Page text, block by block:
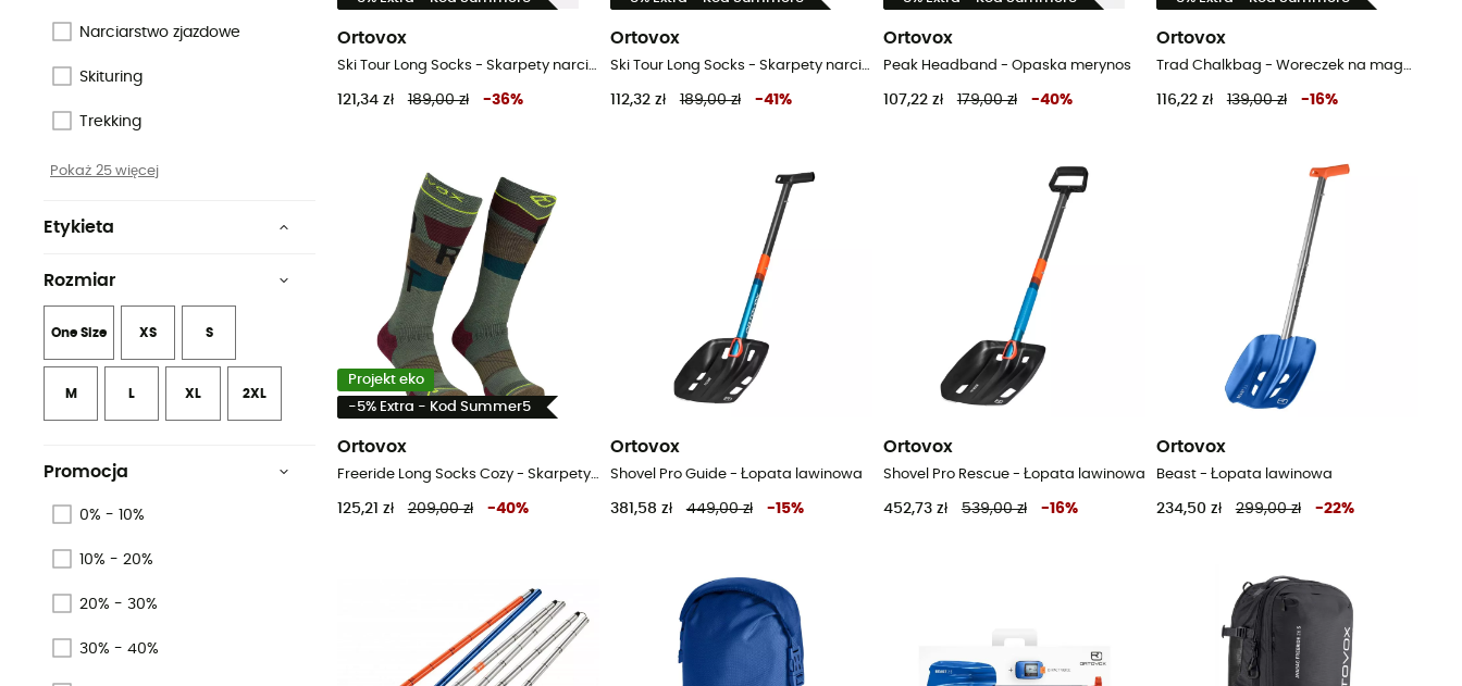
Narciarstwo zjazdowe
Skituring
Trekking
Pokaż 25 więcej
Etykieta
Bluesign
Beta-Sun by SÜDWOLLE
Rozmiar
One Size XS S
M L XL 2XL
Promocja
0% - 10%
10% - 20%
20% - 30%
30% - 40%
Ortovox
Ski Tour Long Socks - Skarpety narciarskie meskie
121,34 zł 189,00 zł -36%
Ortovox
Ski Tour Long Socks - Skarpety narciarskie meskie
112,32 zł 189,00 zł -41 %
Ortovox
Peak Headband - Opaska merynos
107,22 zł 179,00 zł -40%
Ortovox
Trad Chalkbag - Woreczek na magnezję
116,22 zł 139,00 zł -16%
Projekt eko
-5% Extra - Kod Summer5
Ortovox
125,21 zł 209,00 zł -40%
Ortovox
Shovel Pro Guide - Łopata lawinowa
381,58 zł 449,00 zł -15%
Ortovox
Shovel Pro Rescue - Łopata lawinowa
452,73 zł 539,00 zł -16%
Ortovox
Beast - Łopata lawinowa
234,50 zł 299,00 zł -22%